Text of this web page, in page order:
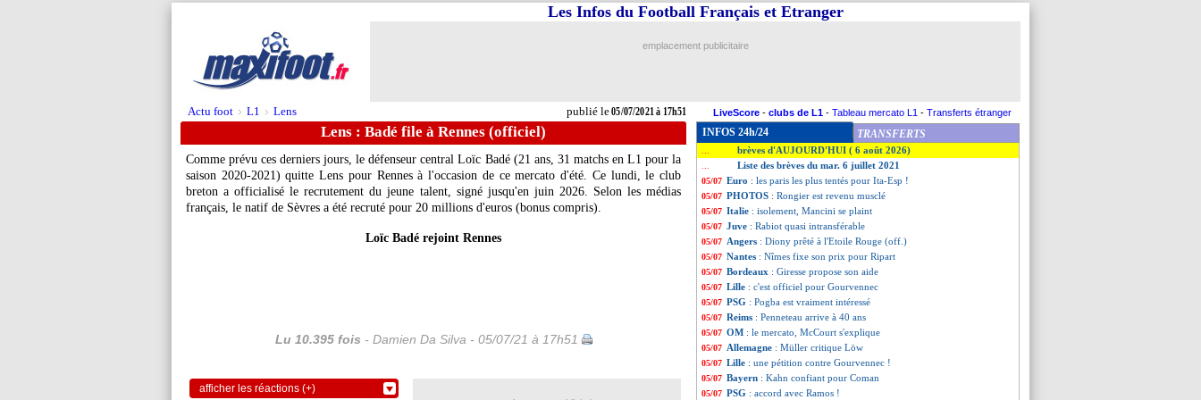
Actu foot > L1 > Lens publié le05/07/2021 à 17h51
Les Infos du Football Français et Etranger
emplacement publicitaire
LiveScore - clubs de L1 - Tableau mercato L1 - Transferts étranger
Lens : Badé file à Rennes (officiel)
Comme prévu ces derniers jours, le défenseur central Loïc Badé (21 ans, 31 matchs en L1 pour la
saison 2020-2021) quitte Lens pour Rennes à l'occasion de ce mercato d'été. Ce lundi, le club
breton a officialisé le recrutement du jeune talent, signé jusqu'en juin 2026. Selon les médias
français, le natif de Sèvres a été recruté pour 20 millions d'euros (bonus compris).
Loïc Badé rejoint Rennes
Lu 10.395 fois - Damien Da Silva - 05/07/21 à 17h51
afficher les réactions (+)
INFOS 24h/24 TRANSFERTS
brèves d'AUJOURD'HUI ( 6 août 2026)
Liste des brèves du mar. 6 juillet 2021
05/07 Euro : les paris les plus tentés pour Ita-Esp !
05/07 PHOTOS : Rongier est revenu musclé
05/07 Italie : isolement, Mancini se plaint
05/07 Juve : Rabiot quasi intransférable
05/07 Angers : Diony prêté à l'Etoile Rouge (off.)
05/07 Nantes : Nîmes fixe son prix pour Ripart
05/07 Bordeaux : Giresse propose son aide
05/07 Lille : c'est officiel pour Gourvennec
05/07 PSG : Pogba est vraiment intéressé
05/07 Reims : Penneteau arrive à 40 ans
05/07 OM : le mercato, McCourt s'explique
05/07 Allemagne : Müller critique Löw
05/07 Lille : une pétition contre Gourvennec !
05/07 Bayern : Kahn confiant pour Coman
05/07 PSG : accord avec Ramos !